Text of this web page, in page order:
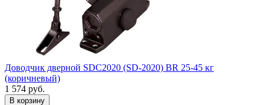
Доводчик дверной SDC2020 (SD-2020) BR 25-45 кг
(коричневый)
1 574 руб.